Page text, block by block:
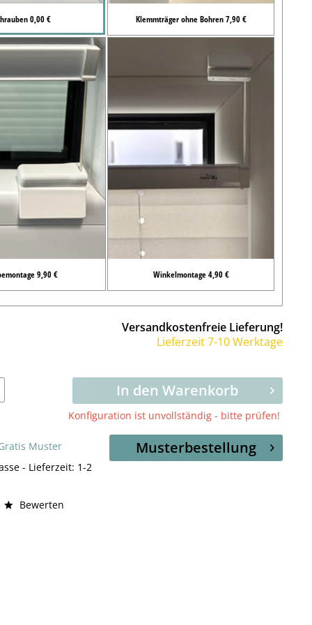
0,00 € Klemmträger ohne Bohren 7,90 €
9,90 € Winkelmontage 4,90 €
Versandkostenfreie Lieferung!
Lieferzeit 7-10 Werktage
In den Warenkorb
Konfiguration ist unvollständig - bitte prüfen!
Musterbestellung
Muster
- Lieferzeit: 1-2
Bewerten